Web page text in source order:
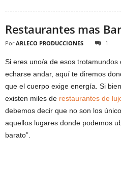
Restaurantes mas
Por ARLECO PRODUCCIONES 1
Si eres uno/a de esos
echarse andar, aquí te diremos
que el cuerpo exige energía. Si
existen miles de restaurantes de
debemos decir que no son los
aquellos lugares donde podemos
barato”.